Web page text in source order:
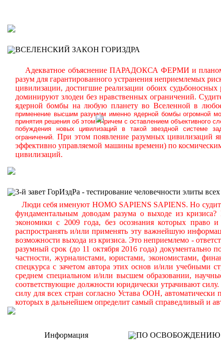
ВСЕЛЕНСКИЙ ЗАКОН ГОРИЗДРА
Адекватное объяснение ПАРАДОКСА ФЕРМИ и
разум для гарантированного устранения неприемлемых
цивилизации, достигшие реализации обоих
доминируют злодеи без нравственных ограничений.
ядерной бомбы на любую планету во Вселенной в
применение высшим разумом именно ядерной бомбы огромной
принятия решения об этом. Причем с оставлением объективного
побуждения новых цивилизаций в такой звездной системе
ограничений. При этом появление разумных цивилизаций
эффективно управляемой машины времени) по
цивилизаций.
3-й завет ГорИздРа - тестирование человечности элиты
Люди себя именуют HOMO SAPIENS SAPIENS. Но
фундаментальным доводам разума о выходе из
экономики с 2009 года, без осознания которых право
распространять и/или применять эту важнейшую
возможности выхода из кризиса. Это неприемлемо -
разумный срок (до 11 октября 2016 года)
частности, журналистами, юристами, экономистами,
спецкурса с зачетом автора этих основ и/или учебными
среднем специальном и/или высшем образовании,
соответствующие должности юридически утрачивают
силу для всех стран согласно Устава ООН,
которых в дальнейшем определит самый справедливый и
Информация ПО ОСВОБОЖДЕНИЮ